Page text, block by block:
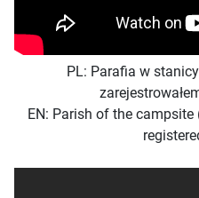
PL: Parafia w
EN: Parish of the